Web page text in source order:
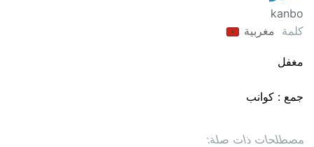
kanbo
كلمة مغربية
مغفل
جمع : كوانب
مصطلحات ذات صلة: